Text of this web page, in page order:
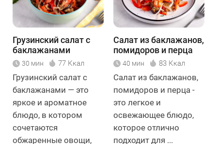
Грузинский салат с
баклажанами
30 мин 77 Ккал
Грузинский салат с
баклажанами — это
яркое и ароматное
блюдо, в котором
сочетаются
обжаренные овощи,
Салат из баклажанов,
помидоров и перца
40 мин 83 Ккал
Салат из баклажанов,
помидоров и перца -
это легкое и
освежающее блюдо,
которое отлично
подходит для ...